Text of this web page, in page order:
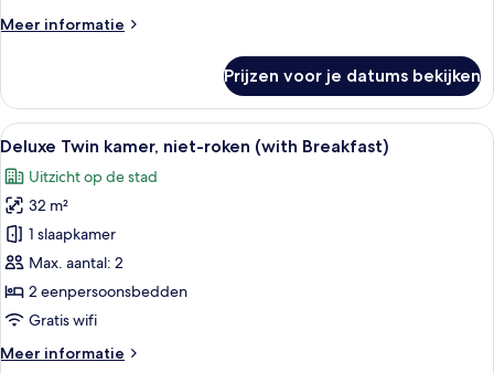
Non-
Room
Non-
Smoking)
laden
Meer informatie
Meer
room,
Non-
smoking
Room
Non-
Smoking)
Prijzen voor je datums bekijken
Alle
foto's
voor
Deluxe
Twin
kamer,
niet-
roken
Breakfast)
Een hotelkamer met twee bedden,
6
Deluxe Twin kamer, niet-roken (with Breakfast)
Uitzicht op de stad
32 m²
1 slaapkamer
Max. aantal: 2
2 eenpersoonsbedden
Gratis wifi
Meer informatie
Meer